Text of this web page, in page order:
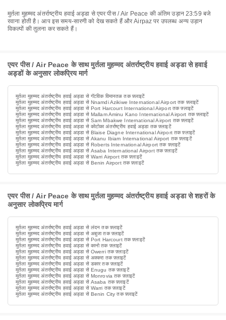
मुर्तला मुहम्मद अंतर्राष्ट्रीय हवाई अड्डा से एयर पीस / Air Peace की अंतिम उड़ान 23:59 बजे
रवाना होती है। आप इस समय-सारणी को देख सकते हैं और Airpaz पर उपलब्ध अन्य उड़ान
विकल्पों की तुलना कर सकते हैं।
एयर पीस / Air Peace के साथ मुर्तला मुहम्मद अंतर्राष्ट्रीय हवाई अड्डा से हवाई
अड्डों के अनुसार लोकप्रिय मार्ग
मुर्तला मुहम्मद अंतर्राष्ट्रीय हवाई अड्डा से गॅटविक विमानतळ तक फ़्लाइटें
मुर्तला मुहम्मद अंतर्राष्ट्रीय हवाई अड्डा से Nnamdi Azikiwe International Airport तक फ़्लाइटें
मुर्तला मुहम्मद अंतर्राष्ट्रीय हवाई अड्डा से Port Harcourt International Airport तक फ़्लाइटें
मुर्तला मुहम्मद अंतर्राष्ट्रीय हवाई अड्डा से Mallam Aminu Kano International Airport तक फ़्लाइटें
मुर्तला मुहम्मद अंतर्राष्ट्रीय हवाई अड्डा से Sam Mbakwe International Airport तक फ़्लाइटें
मुर्तला मुहम्मद अंतर्राष्ट्रीय हवाई अड्डा से कोटोका अंतर्राष्ट्रीय हवाई अड्डा तक फ़्लाइटें
मुर्तला मुहम्मद अंतर्राष्ट्रीय हवाई अड्डा से Blaise Diagne International Airport तक फ़्लाइटें
मुर्तला मुहम्मद अंतर्राष्ट्रीय हवाई अड्डा से Akanu Ibiam International Airport तक फ़्लाइटें
मुर्तला मुहम्मद अंतर्राष्ट्रीय हवाई अड्डा से Roberts International Airport तक फ़्लाइटें
मुर्तला मुहम्मद अंतर्राष्ट्रीय हवाई अड्डा से Asaba International Airport तक फ़्लाइटें
मुर्तला मुहम्मद अंतर्राष्ट्रीय हवाई अड्डा से Warri Airport तक फ़्लाइटें
मुर्तला मुहम्मद अंतर्राष्ट्रीय हवाई अड्डा से Benin Airport तक फ़्लाइटें
एयर पीस / Air Peace के साथ मुर्तला मुहम्मद अंतर्राष्ट्रीय हवाई अड्डा से शहरों के
अनुसार लोकप्रिय मार्ग
मुर्तला मुहम्मद अंतर्राष्ट्रीय हवाई अड्डा से लंदन तक फ़्लाइटें
मुर्तला मुहम्मद अंतर्राष्ट्रीय हवाई अड्डा से अबुजा तक फ़्लाइटें
मुर्तला मुहम्मद अंतर्राष्ट्रीय हवाई अड्डा से Port Harcourt तक फ़्लाइटें
मुर्तला मुहम्मद अंतर्राष्ट्रीय हवाई अड्डा से कानो तक फ़्लाइटें
मुर्तला मुहम्मद अंतर्राष्ट्रीय हवाई अड्डा से Owerri तक फ़्लाइटें
मुर्तला मुहम्मद अंतर्राष्ट्रीय हवाई अड्डा से अक्करा तक फ़्लाइटें
मुर्तला मुहम्मद अंतर्राष्ट्रीय हवाई अड्डा से डकार तक फ़्लाइटें
मुर्तला मुहम्मद अंतर्राष्ट्रीय हवाई अड्डा से Enugu तक फ़्लाइटें
मुर्तला मुहम्मद अंतर्राष्ट्रीय हवाई अड्डा से Monrovia तक फ़्लाइटें
मुर्तला मुहम्मद अंतर्राष्ट्रीय हवाई अड्डा से Asaba तक फ़्लाइटें
मुर्तला मुहम्मद अंतर्राष्ट्रीय हवाई अड्डा से Warri तक फ़्लाइटें
मुर्तला मुहम्मद अंतर्राष्ट्रीय हवाई अड्डा से Benin City तक फ़्लाइटें